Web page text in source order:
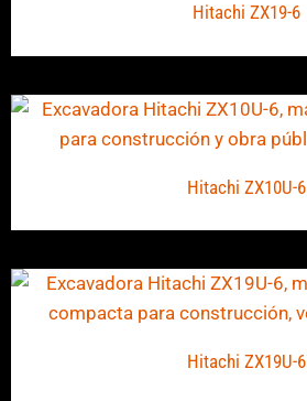
Hitachi ZX19-6
Hitachi ZX10U-6
Hitachi ZX19U-6